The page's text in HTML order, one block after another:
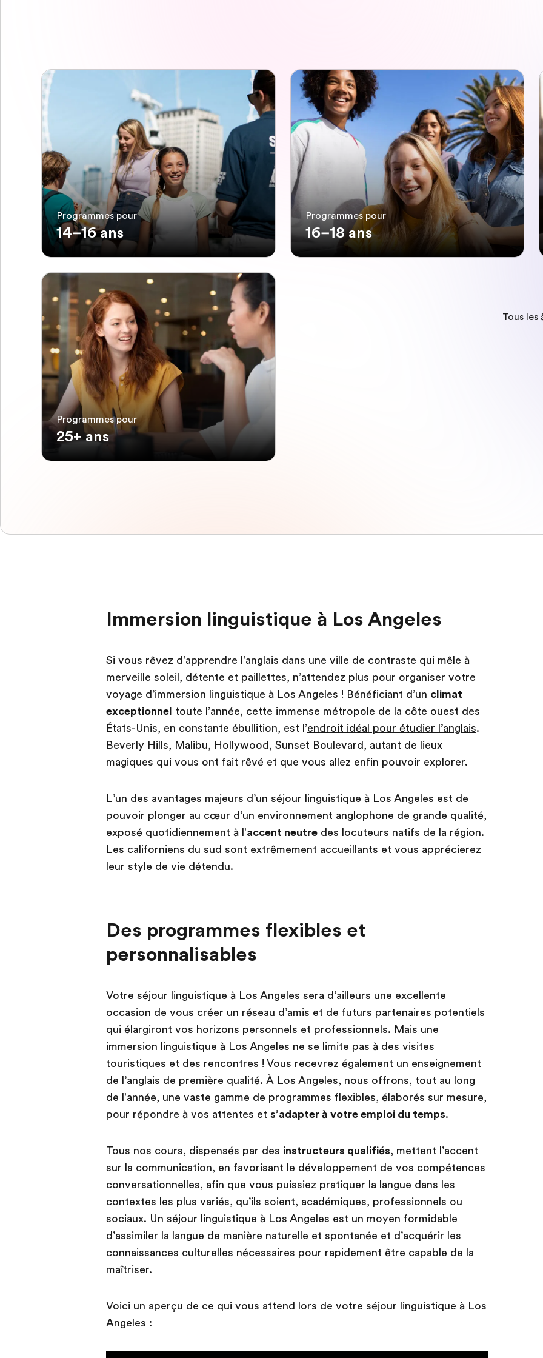
Programmes pour
14–16 ans
Programmes pour
16–18 ans
Programmes pour
25+ ans
Tous les
Immersion linguistique à Los Angeles
Si vous rêvez d’apprendre l’anglais dans une ville de contraste qui mêle à
merveille soleil, détente et paillettes, n’attendez plus pour organiser votre
voyage d’immersion linguistique à Los Angeles ! Bénéficiant d’un climat
exceptionnel toute l’année, cette immense métropole de la côte ouest des
États-Unis, en constante ébullition, est l’endroit idéal pour étudier l’anglais.
Beverly Hills, Malibu, Hollywood, Sunset Boulevard, autant de lieux
magiques qui vous ont fait rêvé et que vous allez enfin pouvoir explorer.
L’un des avantages majeurs d’un séjour linguistique à Los Angeles est de
pouvoir plonger au cœur d’un environnement anglophone de grande qualité,
exposé quotidiennement à l'accent neutredes locuteurs natifs de la région.
Les californiens du sud sont extrêmement accueillants et vous apprécierez
leur style de vie détendu.
Des programmes flexibles et
personnalisables
Votre séjour linguistique à Los Angeles sera d’ailleurs une excellente
occasion de vous créer un réseau d’amis et de futurs partenaires potentiels
qui élargiront vos horizons personnels et professionnels. Mais une
immersion linguistique à Los Angeles ne se limite pas à des visites
touristiques et des rencontres ! Vous recevrez également un enseignement
de l’anglais de première qualité. À Los Angeles, nous offrons, tout au long
de l'année, une vaste gamme de programmes flexibles, élaborés sur mesure,
pour répondre à vos attentes et s’adapter à votre emploi du temps.
Tous nos cours, dispensés par des instructeurs qualifiés, mettent l’accent
sur la communication, en favorisant le développement de vos compétences
conversationnelles, afin que vous puissiez pratiquer la langue dans les
contextes les plus variés, qu’ils soient, académiques, professionnels ou
sociaux. Un séjour linguistique à Los Angeles est un moyen formidable
d’assimiler la langue de manière naturelle et spontanée et d’acquérir les
connaissances culturelles nécessaires pour rapidement être capable de la
maîtriser.
Voici un aperçu de ce qui vous attend lors de votre séjour linguistique à Los
Angeles :